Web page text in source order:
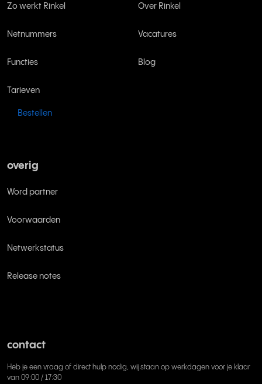
Zo werkt Rinkel
Netnummers
Functies
Tarieven
Bestellen
Over Rinkel
Vacatures
Blog
overig
Word partner
Voorwaarden
Netwerkstatus
Release notes
contact
Heb je een vraag of direct hulp nodig, wij staan op werkdagen voor je klaar
van 09:00 / 17:30